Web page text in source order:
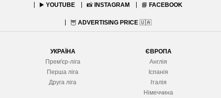
▶️ YOUTUBE 📸 INSTAGRAM 📘 FACEBOOK
🦉 ADVERTISING PRICE 🇺🇦
УКРАЇНА
Прем'єр-ліга
Перша ліга
Друга ліга
ЄВРОПА
Англія
Іспанія
Італія
Німеччина